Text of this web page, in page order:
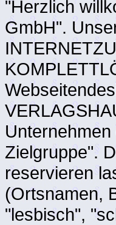
"Herzlich
GmbH".
Zielgruppe".
reservieren
(Ortsnamen,
"lesbisch",